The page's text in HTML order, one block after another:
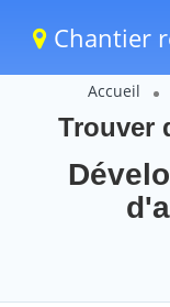
Chantier
Accueil
Trouver